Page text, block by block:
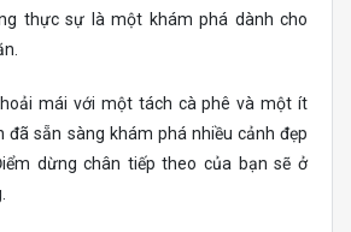
thực sự là một khám phá dành cho
mái với một tách cà phê và một ít
đã sẵn sàng khám phá nhiều cảnh đẹp
dừng chân tiếp theo của bạn sẽ ở